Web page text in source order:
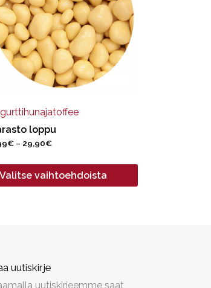
loppu
€ – 29,90€Hintaluokka:
-
29,90€
Valitse vaihtoehdoista
uutiskirje
uutiskirjeemme saat